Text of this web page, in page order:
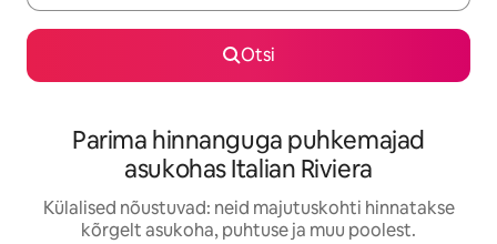
Otsi
Parima hinnanguga puhkemajad
asukohas Italian Riviera
Külalised nõustuvad: neid majutuskohti hinnatakse
kõrgelt asukoha, puhtuse ja muu poolest.